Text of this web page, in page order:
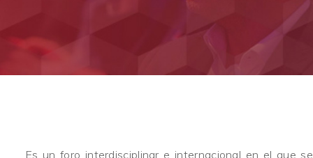
Es un foro interdisciplinar e internacional en el que se